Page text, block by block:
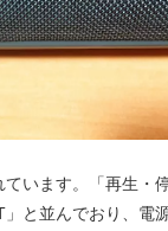
います。「再生・
と並んでおり、電